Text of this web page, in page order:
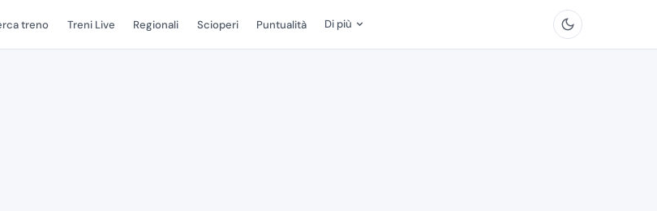
treno Treni Live Regionali Scioperi Puntualità Di più